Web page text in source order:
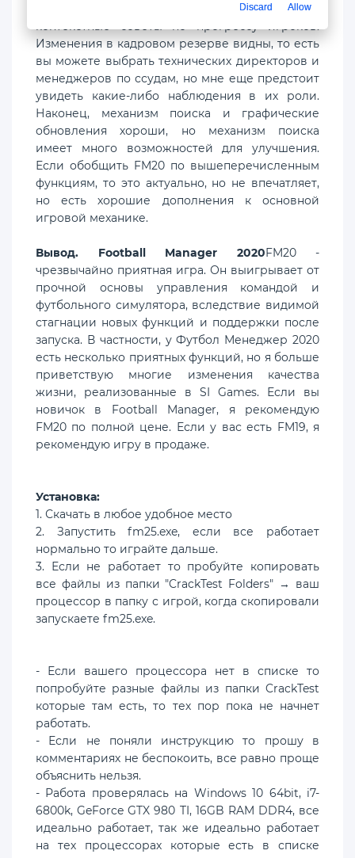
персонал предоставит вам полезные
Изменения в кадровом резерве видны, то есть
вы можете выбрать технических директоров и
менеджеров по ссудам, но мне еще предстоит
увидеть какие-либо наблюдения в их роли.
Наконец, механизм поиска и графические
обновления хороши, но механизм поиска
имеет много возможностей для улучшения.
Если обобщить FM20 по вышеперечисленным
функциям, то это актуально, но не впечатляет,
но есть хорошие дополнения к основной
игровой механике.
Вывод. Football Manager 2020FM20 -
чрезвычайно приятная игра. Он выигрывает от
прочной основы управления командой и
футбольного симулятора, вследствие видимой
стагнации новых функций и поддержки после
запуска. В частности, у Футбол Менеджер 2020
есть несколько приятных функций, но я больше
приветствую многие изменения качества
жизни, реализованные в SI Games. Если вы
новичок в Football Manager, я рекомендую
FM20 по полной цене. Если у вас есть FM19, я
рекомендую игру в продаже.
Установка:
1. Скачать в любое удобное место
2. Запустить fm25.exe, если все работает
нормально то играйте дальше.
3. Если не работает то пробуйте копировать
все файлы из папки "CrackTest Folders" → ваш
процессор в папку с игрой, когда скопировали
запускаете fm25.exe.
- Если вашего процессора нет в списке то
попробуйте разные файлы из папки CrackTest
которые там есть, то тех пор пока не начнет
работать.
- Если не поняли инструкцию то прошу в
комментариях не беспокоить, все равно проще
объяснить нельзя.
- Работа проверялась на Windows 10 64bit, i7-
6800k, GeForce GTX 980 TI, 16GB RAM DDR4, все
идеально работает, так же идеально работает
на тех процессорах которые есть в списке
Discard Allow